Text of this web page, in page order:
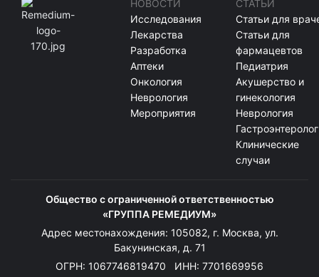
НОВОСТИ
Исследования
Лекарства
Разработка
Аптеки
Онкология
Неврология
Мероприятия
СТАТЬИ
Статьи для
Статьи для
фармацевтов
Педиатрия
Акушерство и
гинекология
Неврология
Клинические
случаи
Общество с ограниченной ответственностью
«ГРУППА РЕМЕДИУМ»
Адрес местонахождения: 105082, г. Москва, ул.
Бакунинская, д. 71
ОГРН: 1067746819470 ИНН: 7701669956